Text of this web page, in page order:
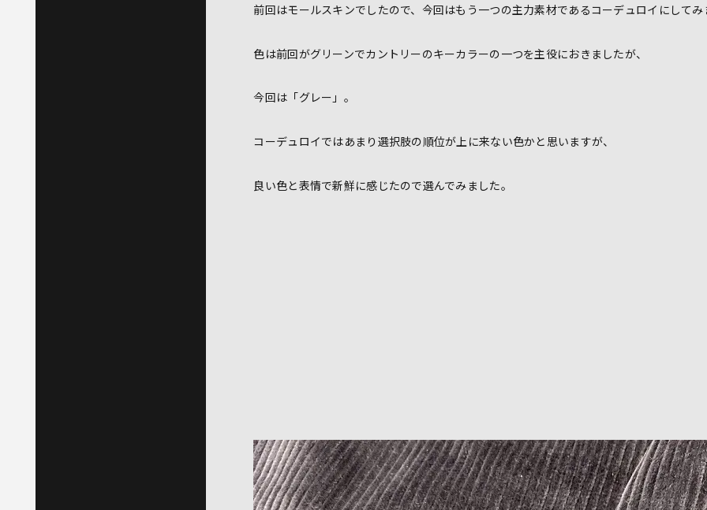
前回はモールスキンでしたので、今回はもう一つの主力素材であるコーデュロイにして
色は前回がグリーンでカントリーのキーカラーの一つを主役におきましたが、
今回は「グレー」。
コーデュロイではあまり選択肢の順位が上に来ない色かと思いますが、
良い色と表情で新鮮に感じたので選んでみました。